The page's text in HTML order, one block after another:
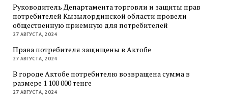
Руководитель Департамента торговли и защиты прав
потребителей Кызылординской области провели
общественную приемную для потребителей
27 АВГУСТА, 2024
Права потребителя защищены в Актобе
27 АВГУСТА, 2024
В городе Актобе потребителю возвращена сумма в
размере 1 100 000 тенге
27 АВГУСТА, 2024